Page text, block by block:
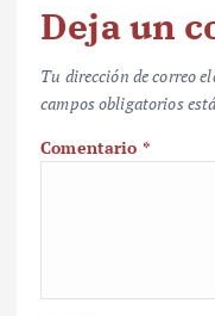
Deja un
Tu dirección de correo
campos obligatorios
Comentario *